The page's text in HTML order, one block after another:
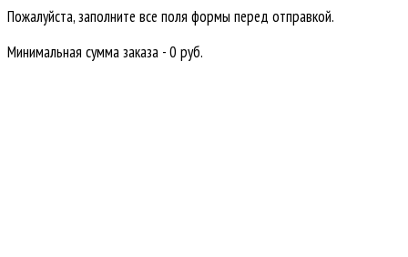
Пожалуйста, заполните все поля формы перед отправкой.
Минимальная сумма заказа - 0 руб.